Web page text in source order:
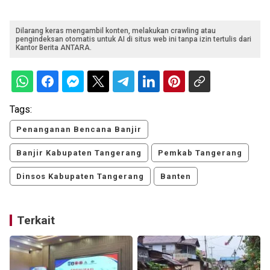
Dilarang keras mengambil konten, melakukan crawling atau
pengindeksan otomatis untuk AI di situs web ini tanpa izin tertulis dari
Kantor Berita ANTARA.
Tags:
Penanganan Bencana Banjir
Banjir Kabupaten Tangerang Pemkab Tangerang
Dinsos Kabupaten Tangerang Banten
Terkait